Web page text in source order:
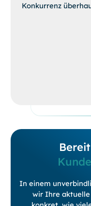
Konkurrenz
In einem
wir Ihre